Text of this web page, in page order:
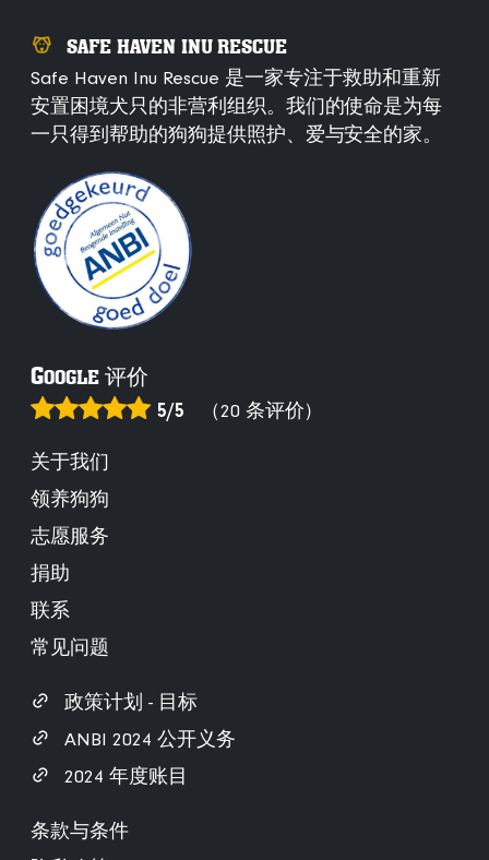
SAFE HAVEN INU RESCUE
Safe Haven Inu Rescue 是一家专注于救助和重新
安置困境犬只的非营利组织。我们的使命是为每
一只得到帮助的狗狗提供照护、爱与安全的家。
GOOGLE 评价
5/5 （20 条评价）
关于我们
领养狗狗
志愿服务
捐助
联系
常见问题
政策计划 - 目标
ANBI 2024 公开义务
2024 年度账目
条款与条件